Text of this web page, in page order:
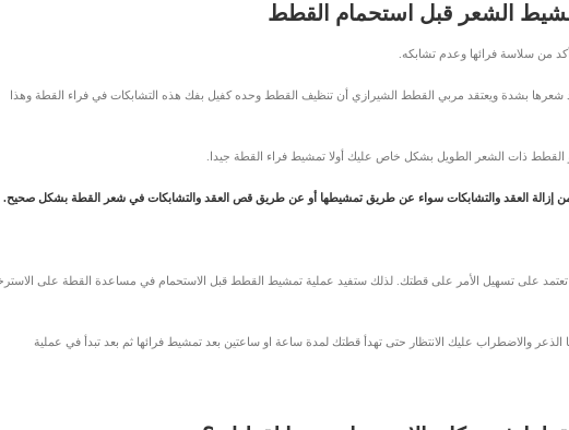
الشعر قبل استحمام القطط
من سلاسة فرائها وعدم تشابكه.
شعرها بشدة ويعتقد مربي القطط الشيرازي أن تنظيف القطط وحده كفيل بفك هذه التشابكات في فراء القطة وهذا
القطط ذات الشعر الطويل بشكل خاص عليك أولا تمشيط فراء القطة جيدا.
من إزالة العقد والتشابكات سواء عن طريق تمشيطها أو عن طريق قص العقد والتشابكات في شعر القطة بشكل صحيح.
على تسهيل الأمر على قطتك. لذلك ستفيد عملية تمشيط القطط قبل الاستحمام في مساعدة القطة على
الذعر والاضطراب عليك الانتظار حتى تهدأ قطتك لمدة ساعة او ساعتين بعد تمشيط فرائها ثم بعد تبدأ في عملية